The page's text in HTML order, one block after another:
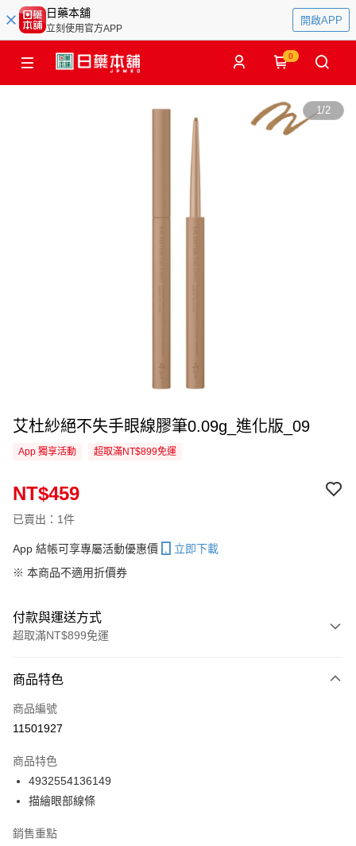
日藥本舖
立刻使用官方APP
開啟APP
0
1/2
艾杜紗絕不失手眼線膠筆0.09g_進化版_09
App 獨享活動 超取滿NT$899免運
NT$459
已賣出：1件
App 結帳可享專屬活動優惠價
立即下載
※ 本商品不適用折價券
付款與運送方式
超取滿NT$899免運
信用卡一次付款
信用卡分期付款
合作金庫商業銀行
華南商業銀行
上海商業儲蓄銀行
臺灣中小企業銀行
LINE Pay
Apple Pay
商品特色
商品編號
11501927
商品特色
4932554136149
描繪眼部線條
銷售重點